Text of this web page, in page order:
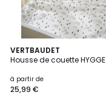
VERTBAUDET
Housse de couette HYGGE
à partir de
25,99 €